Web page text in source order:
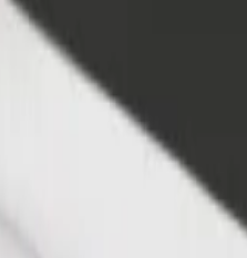
nemocnice)" a "Nový
(fakultní nemocnice)" a